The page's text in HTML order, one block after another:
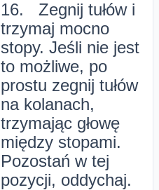
16. Zegnij tułów i
trzymaj mocno
stopy. Jeśli nie jest
to możliwe, po
prostu zegnij tułów
na kolanach,
trzymając głowę
między stopami.
Pozostań w tej
pozycji, oddychaj.